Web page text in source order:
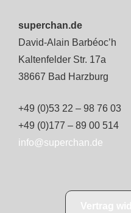
superchan.de
David-Alain Barbéoc’h
Kaltenfelder Str. 17a
38667 Bad Harzburg
+49 (0)53 22 – 98 76 03
+49 (0)177 – 89 00 514
info@superchan.de